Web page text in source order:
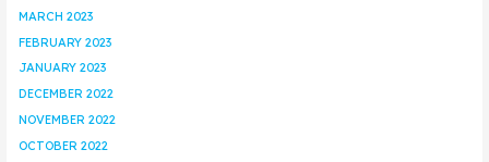
MARCH 2023
FEBRUARY 2023
JANUARY 2023
DECEMBER 2022
NOVEMBER 2022
OCTOBER 2022